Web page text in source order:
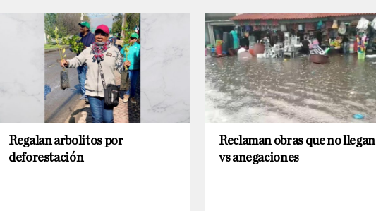
Regalan arbolitos por
deforestación
Reclaman obras que no llegan
vs anegaciones